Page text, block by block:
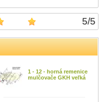
5/5
1 - 12 - horná remenice
mulčovače GKH veľká